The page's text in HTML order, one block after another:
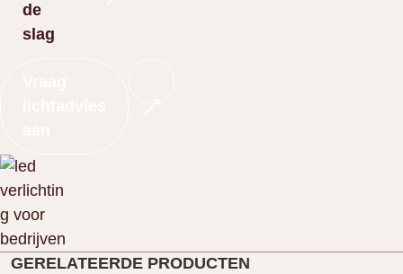
de
slag
GERELATEERDE PRODUCTEN